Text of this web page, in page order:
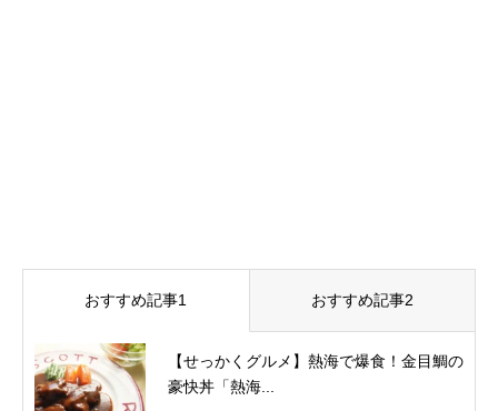
おすすめ記事1 おすすめ記事2
【せっかくグルメ】熱海で爆食！金目鯛の
豪快丼「熱海...